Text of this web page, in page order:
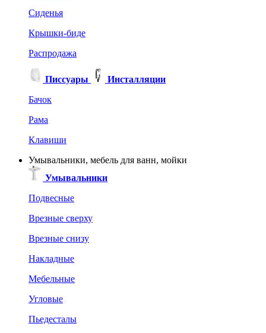
Сиденья
Крышки-биде
Распродажа
Писсуары
Инсталляции
Бачок
Рама
Клавиши
Умывальники, мебель для ванн, мойки
Умывальники
Подвесные
Врезные сверху
Врезные снизу
Накладные
Мебельные
Угловые
Пьедесталы